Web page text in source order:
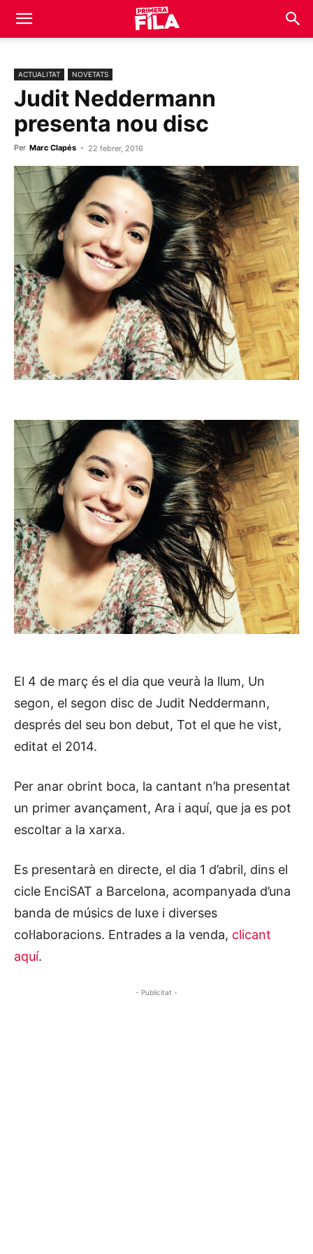
ACTUALITAT NOVETATS
Judit Neddermann
presenta nou disc
Per Marc Clapés - 22 febrer, 2016
El 4 de març és el dia que veurà la llum, Un
segon, el segon disc de Judit Neddermann,
després del seu bon debut, Tot el que he vist,
editat el 2014.
Per anar obrint boca, la cantant n’ha presentat
un primer avançament, Ara i aquí, que ja es pot
escoltar a la xarxa.
Es presentarà en directe, el dia 1 d’abril, dins el
cicle EnciSAT a Barcelona, acompanyada d’una
banda de músics de luxe i diverses
col·laboracions. Entrades a la venda, clicant
aquí.
- Publicitat -